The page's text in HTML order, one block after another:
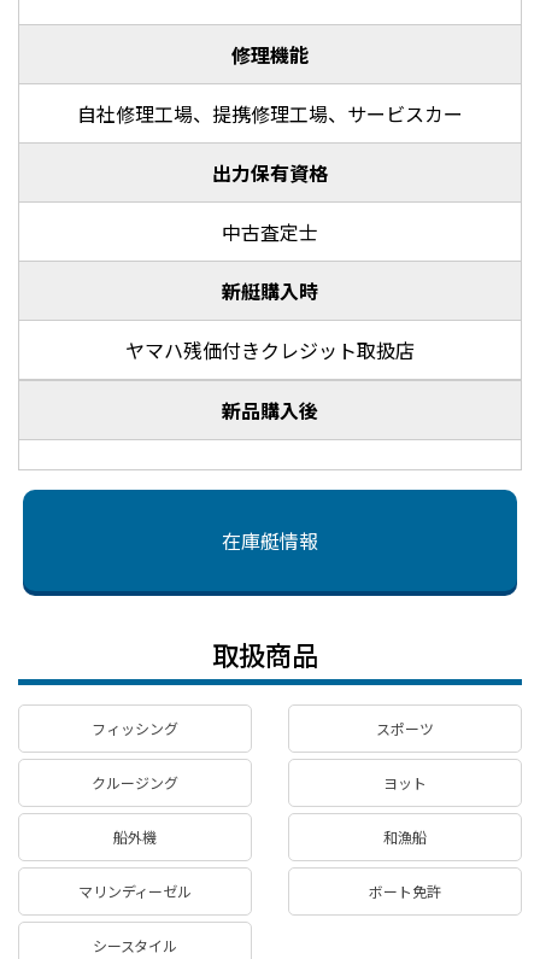
修理機能
自社修理工場、提携修理工場、サービスカー
出力保有資格
中古査定士
新艇購入時
ヤマハ残価付きクレジット取扱店
新品購入後
在庫艇情報
取扱商品
フィッシング スポーツ
クルージング ヨット
船外機 和漁船
マリンディーゼル ボート免許
シースタイル